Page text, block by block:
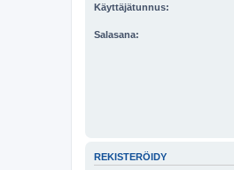
Käyttäjätunnus:
Salasana:
REKISTERÖIDY